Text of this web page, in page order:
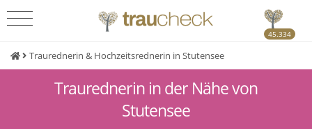
45.334
Traurednerin & Hochzeitsrednerin in Stutensee
Traurednerin in der Nähe von
Stutensee